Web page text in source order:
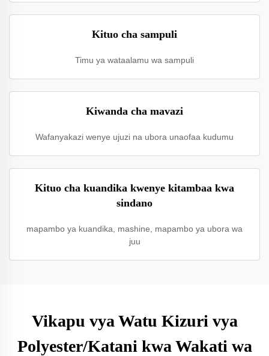
Kituo cha sampuli
Timu ya wataalamu wa sampuli
Kiwanda cha mavazi
Wafanyakazi wenye ujuzi na ubora unaofaa kudumu
Kituo cha kuandika kwenye kitambaa kwa
sindano
mapambo ya kuandika, mashine, mapambo ya ubora wa
juu
Vikapu vya Watu Kizuri vya
Polyester/Katani kwa Wakati wa